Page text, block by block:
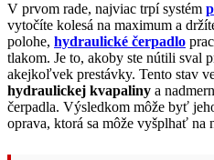
V prvom rade, najviac trpí systém
vytočíte kolesá na maximum a
polohe, hydraulické čerpadlo
tlakom. Je to, akoby ste nútili sval
akejkoľvek prestávky. Tento stav
hydraulickej kvapaliny a
čerpadla. Výsledkom môže byť
oprava, ktorá sa môže vyšplhať na